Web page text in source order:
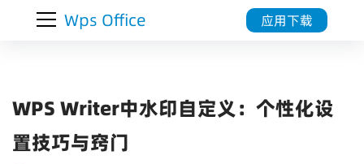
Wps Office 应用下载
WPS Writer中水印自定义：个性化设
置技巧与窍门